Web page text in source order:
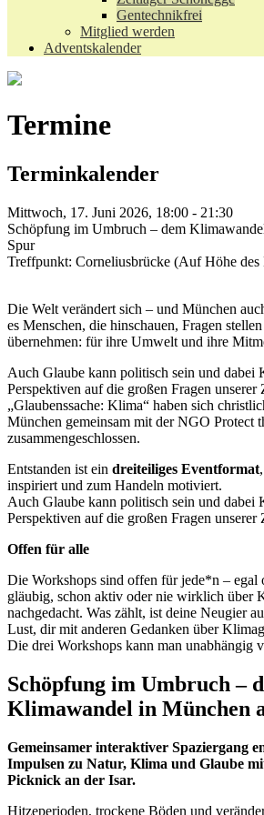
Gentechnikfrei
Mitglied werden
Adventskalender
Termine
Terminkalender
Mittwoch, 17. Juni 2026, 18:00 - 21:30
Schöpfung im Umbruch – dem
Spur
Treffpunkt: Corneliusbrücke (Auf Höhe des
Die Welt verändert sich – und München
es Menschen, die hinschauen, Fragen
übernehmen: für ihre Umwelt und ihre
Auch Glaube kann politisch sein und dabei
Perspektiven auf die großen Fragen
„Glaubenssache: Klima“ haben sich
München gemeinsam mit der NGO Protect
zusammengeschlossen.
Entstanden ist ein dreiteiliges Eventformat
inspiriert und zum Handeln motiviert.
Auch Glaube kann politisch sein und dabei
Perspektiven auf die großen Fragen unserer
Offen für alle
Die Workshops sind offen für jede*n – egal
gläubig, schon aktiv oder nie wirklich über
nachgedacht. Was zählt, ist deine Neugier
Lust, dir mit anderen Gedanken über
Die drei Workshops kann man unabhängig
Schöpfung im Umbruch –
Klimawandel in München
Gemeinsamer interaktiver Spaziergang
Impulsen zu Natur, Klima und Glaube
Picknick an der Isar.
Hitzeperioden, trockene Böden und